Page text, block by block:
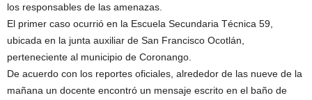
los responsables de las amenazas.
El primer caso ocurrió en la Escuela Secundaria Técnica 59,
ubicada en la junta auxiliar de San Francisco Ocotlán,
perteneciente al municipio de Coronango.
De acuerdo con los reportes oficiales, alrededor de las nueve de la
mañana un docente encontró un mensaje escrito en el baño de